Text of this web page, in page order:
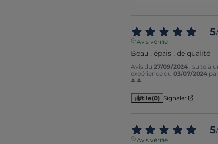
5/
Avis vérifié
Beau , épais , de qualité
Avis du 27/09/2024
, suite à
expérience du 03/07/2024 par
A.A.
Utile(0) Signaler
5/
Avis vérifié